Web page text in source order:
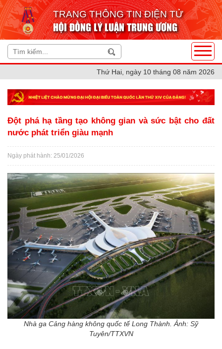
TRANG THÔNG TIN ĐIỆN TỬ
HỘI ĐỒNG LÝ LUẬN TRUNG ƯƠNG
Thứ Hai, ngày 10 tháng 08 năm 2026
Đột phá hạ tầng tạo không gian và sức bật cho đất
nước phát triển giàu mạnh
Ngày phát hành: 25/01/2026
Nhà ga Cảng hàng không quốc tế Long Thành. Ảnh: Sỹ
Tuyên/TTXVN